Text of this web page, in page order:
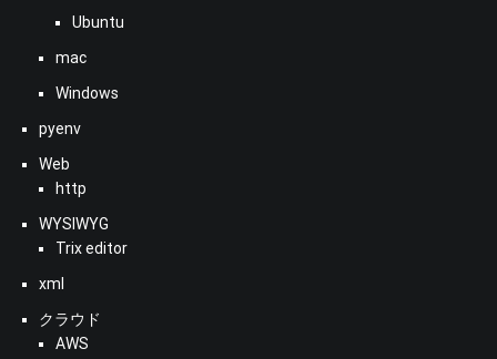
Ubuntu
mac
Windows
pyenv
Web
http
WYSIWYG
Trix editor
xml
クラウド
AWS